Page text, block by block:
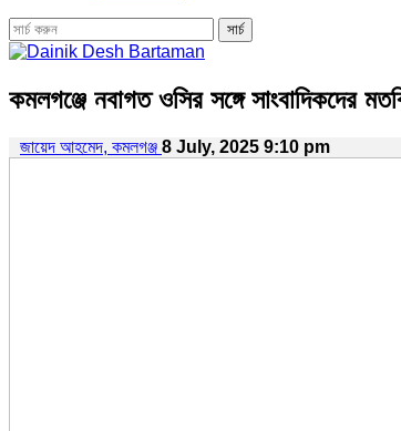
কমলগঞ্জে নবাগত ওসির সঙ্গে সাংবাদিকদের
জায়েদ আহমেদ, কমলগঞ্জ 8 July, 2025 9:10 pm